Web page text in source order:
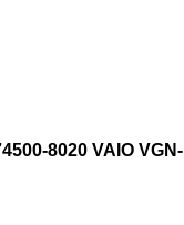
8020 VAIO VGN-